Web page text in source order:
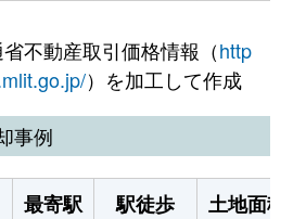
不動産取引価格情報（http
）を加工して作成
事例
最寄駅 駅徒歩
土地面積